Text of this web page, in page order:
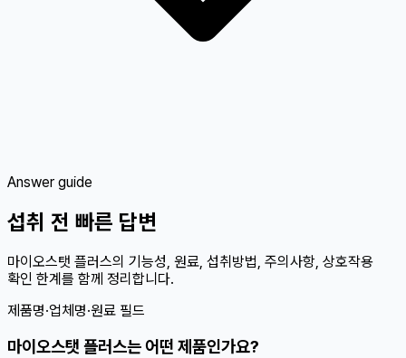
Answer guide
섭취 전 빠른 답변
마이오스탯 플러스의 기능성, 원료, 섭취방법, 주의사항, 상호작용
확인 한계를 함께 정리합니다.
제품명·업체명·원료 필드
마이오스탯 플러스는 어떤 제품인가요?